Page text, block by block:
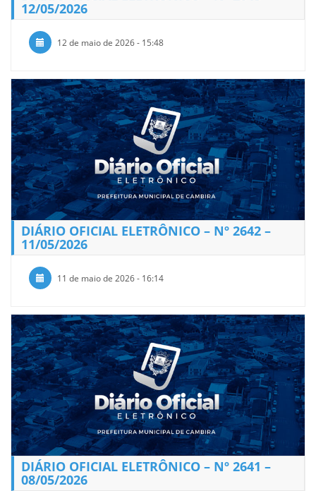
12/05/2026
12 de maio de 2026 - 15:48
DIÁRIO OFICIAL ELETRÔNICO – Nº 2642 –
11/05/2026
11 de maio de 2026 - 16:14
DIÁRIO OFICIAL ELETRÔNICO – Nº 2641 –
08/05/2026